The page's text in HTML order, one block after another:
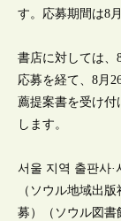
す。応募期間は8
書店に対しては、
応募を経て、8月
薦提案書を受け付
します。
서울 지역 출판사
（ソウル地域出
募）（ソウル図書